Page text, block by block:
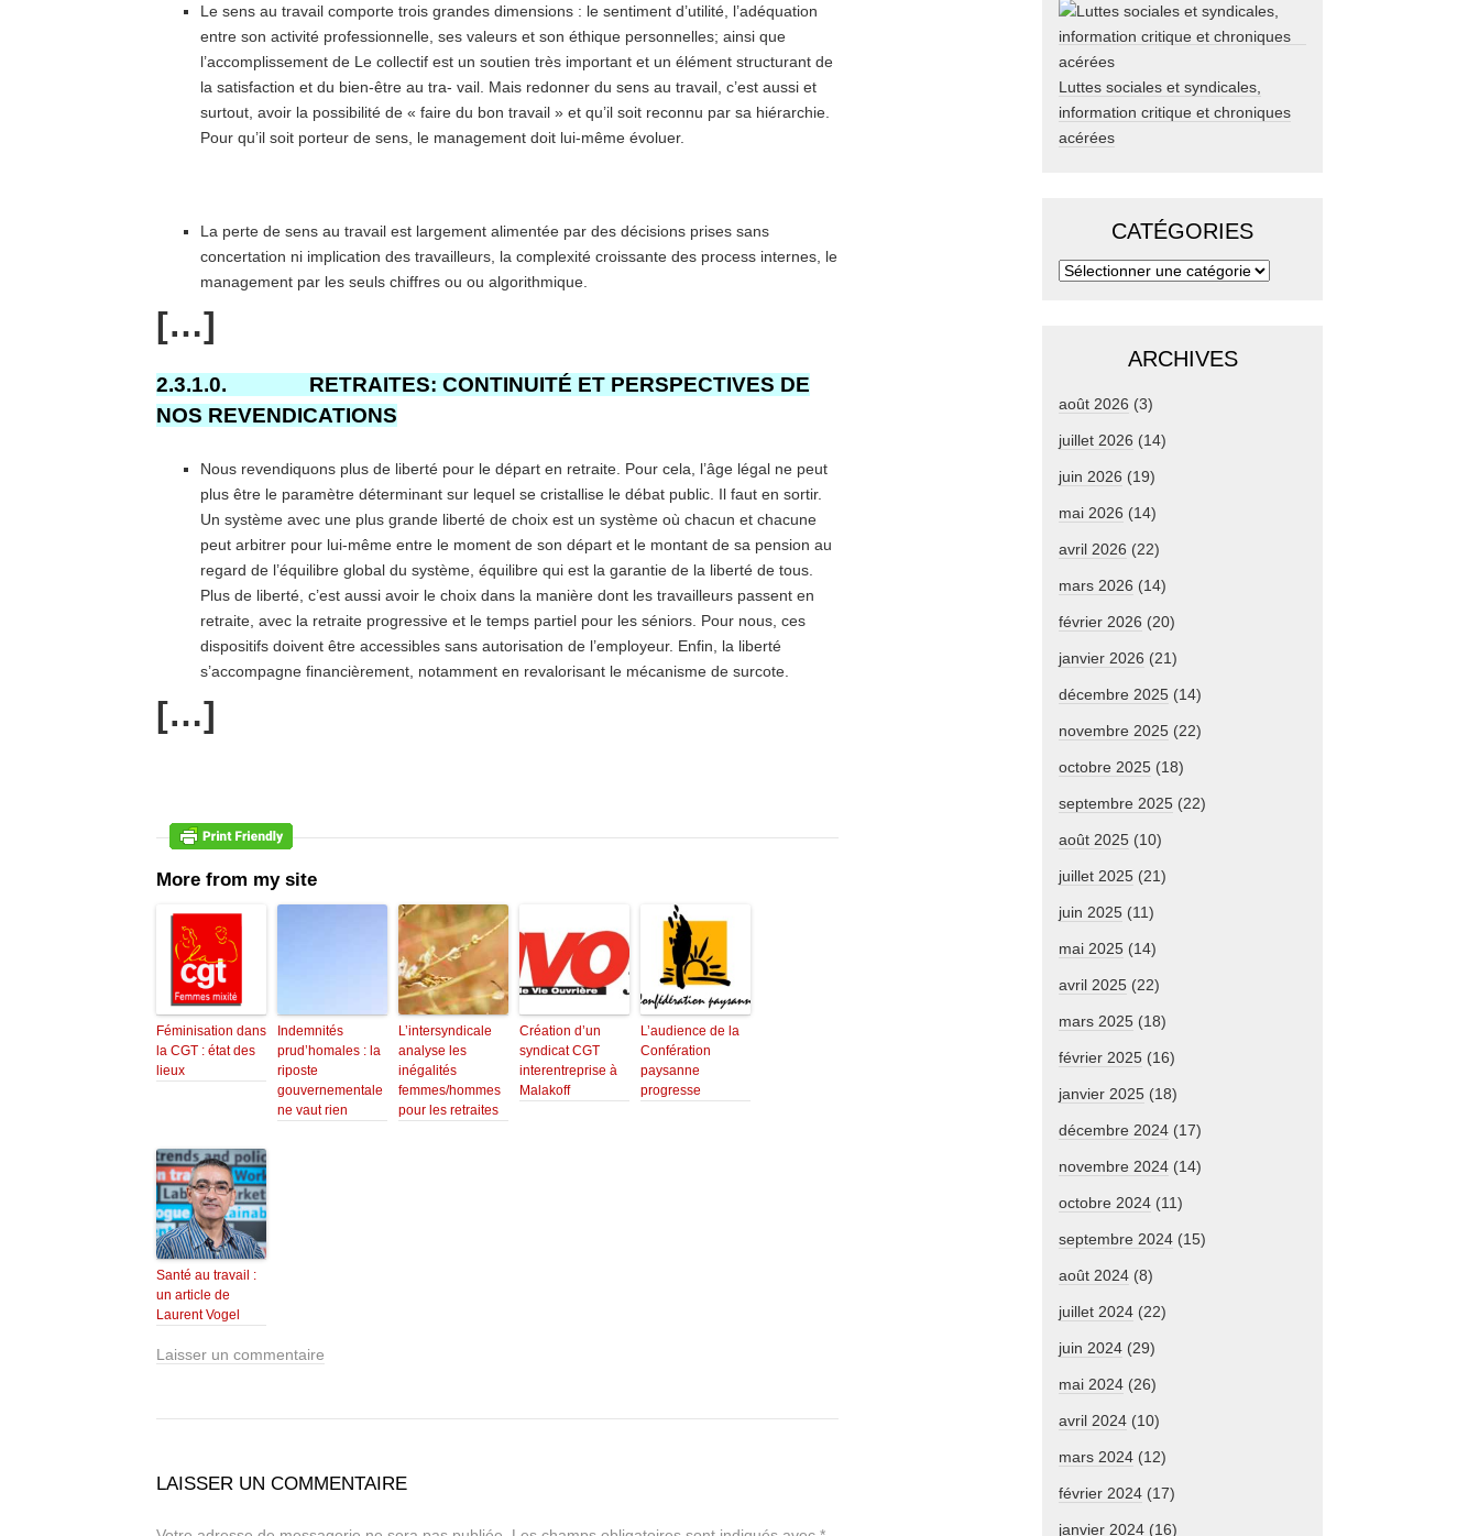
Le sens au travail comporte trois grandes dimensions : le sentiment d’utilité, l’adéquation
entre son activité professionnelle, ses valeurs et son éthique personnelles; ainsi que
l’accomplissement de Le collectif est un soutien très important et un élément structurant de
la satisfaction et du bien-être au tra- vail. Mais redonner du sens au travail, c’est aussi et
surtout, avoir la possibilité de « faire du bon travail » et qu’il soit reconnu par sa hiérarchie.
Pour qu’il soit porteur de sens, le management doit lui-même évoluer.
La perte de sens au travail est largement alimentée par des décisions prises sans
concertation ni implication des travailleurs, la complexité croissante des process internes, le
management par les seuls chiffres ou ou algorithmique.
[…]
2.3.1.0. RETRAITES: CONTINUITÉ ET PERSPECTIVES DE
NOS REVENDICATIONS
Nous revendiquons plus de liberté pour le départ en retraite. Pour cela, l’âge légal ne peut
plus être le paramètre déterminant sur lequel se cristallise le débat public. Il faut en sortir.
Un système avec une plus grande liberté de choix est un système où chacun et chacune
peut arbitrer pour lui-même entre le moment de son départ et le montant de sa pension au
regard de l’équilibre global du système, équilibre qui est la garantie de la liberté de tous.
Plus de liberté, c’est aussi avoir le choix dans la manière dont les travailleurs passent en
retraite, avec la retraite progressive et le temps partiel pour les séniors. Pour nous, ces
dispositifs doivent être accessibles sans autorisation de l’employeur. Enfin, la liberté
s’accompagne financièrement, notamment en revalorisant le mécanisme de surcote.
[…]
More from my site
Féminisation dans
la CGT : état des
lieux
Indemnités
prud’homales : la
riposte
gouvernementale
ne vaut rien
L’intersyndicale
analyse les
inégalités
femmes/hommes
pour les retraites
Création d’un
syndicat CGT
interentreprise à
Malakoff
L’audience de la
Confération
paysanne
progresse
Santé au travail :
un article de
Laurent Vogel
Laisser un commentaire
LAISSER UN COMMENTAIRE
Luttes sociales et syndicales,
information critique et chroniques
acérées
CATÉGORIES
ARCHIVES
août 2026 (3)
juillet 2026 (14)
juin 2026 (19)
mai 2026 (14)
avril 2026 (22)
mars 2026 (14)
février 2026 (20)
janvier 2026 (21)
décembre 2025 (14)
novembre 2025 (22)
octobre 2025 (18)
septembre 2025 (22)
août 2025 (10)
juillet 2025 (21)
juin 2025 (11)
mai 2025 (14)
avril 2025 (22)
mars 2025 (18)
février 2025 (16)
janvier 2025 (18)
décembre 2024 (17)
novembre 2024 (14)
octobre 2024 (11)
septembre 2024 (15)
août 2024 (8)
juillet 2024 (22)
juin 2024 (29)
mai 2024 (26)
avril 2024 (10)
mars 2024 (12)
février 2024 (17)
janvier 2024 (16)